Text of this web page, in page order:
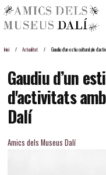
Inici Actualitat Gaudiu d’un estiu cultural ple
Gaudiu d’un
d'activitats
Dalí
Amics dels Museus Dalí